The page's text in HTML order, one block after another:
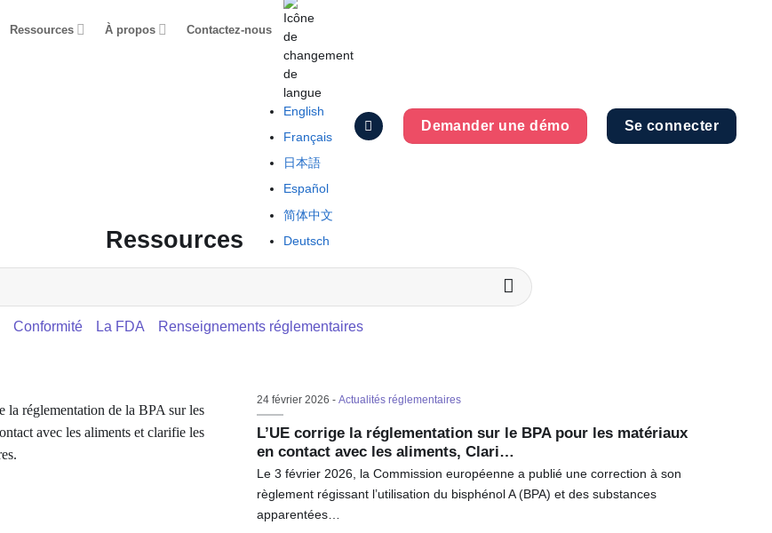
Ressources À propos Contactez-nous
English
Français
日本語
Español
简体中文
Deutsch
Demander une démo Se connecter
Ressources
Conformité La FDA Renseignements réglementaires
24 février 2026 - Actualités réglementaires
L’UE corrige la réglementation sur le BPA pour les matériaux
en contact avec les aliments, Clari…
Le 3 février 2026, la Commission européenne a publié une correction à son
règlement régissant l’utilisation du bisphénol A (BPA) et des substances
apparentées…